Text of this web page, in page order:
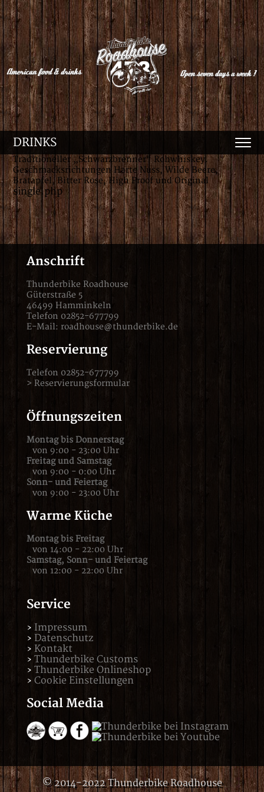
DRINKS
Traditioneller „Schwarzbrenner“ Rohwhiskey.
Geschmacksrichtungen Harte Nuss, Wilde Beere,
Bratapfel, Bitter Rose, High Proof und Original
single.php
Anschrift
Thunderbike Roadhouse
Güterstraße 5
46499 Hamminkeln
Telefon 02852-677799
E-Mail: roadhouse@thunderbike.de
Reservierung
Telefon 02852-677799
> Reservierungsformular
Öffnungszeiten
Montag bis Donnerstag
von 9:00 - 23:00 Uhr
Freitag und Samstag
von 9:00 - 0:00 Uhr
Sonn- und Feiertag
von 9:00 - 23:00 Uhr
Warme Küche
Montag bis Freitag
von 14:00 - 22:00 Uhr
Samstag, Sonn- und Feiertag
von 12:00 - 22:00 Uhr
Service
Impressum
Datenschutz
Kontakt
Thunderbike Customs
Thunderbike Onlineshop
Cookie Einstellungen
Social Media
© 2014-2022 Thunderbike Roadhouse